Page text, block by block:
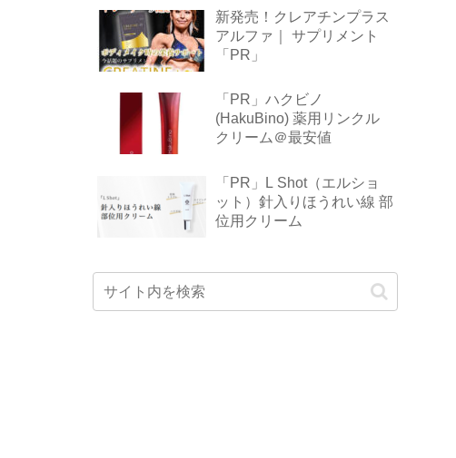
新発売！クレアチンプラス
アルファ｜ サプリメント
「PR」
「PR」ハクビノ
(HakuBino) 薬用リンクル
クリーム＠最安値
「PR」L Shot（エルショ
ット）針入りほうれい線 部
位用クリーム